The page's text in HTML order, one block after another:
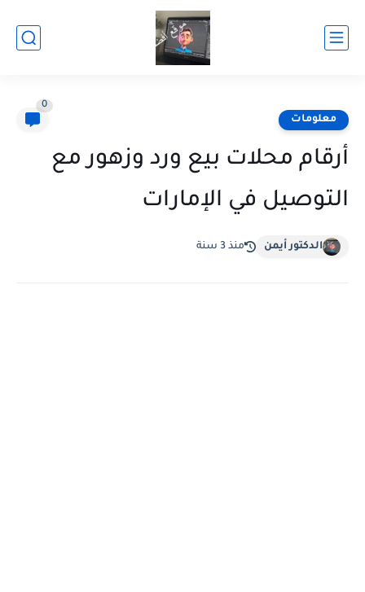
معلومات
0
أرقام محلات بيع ورد وزهور مع
التوصيل في الإمارات
الدكتور أيمن منذ 3 سنة